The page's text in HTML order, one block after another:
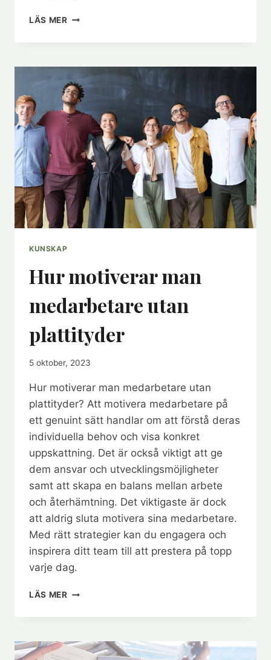
LÄS MERBÄSTA
FEEDBACK
TILL
MEDARBETARE
KUNSKAP
Hur motiverar man
medarbetare utan
plattityder
5 oktober, 2023
Hur motiverar man medarbetare utan
plattityder? Att motivera medarbetare på
ett genuint sätt handlar om att förstå deras
individuella behov och visa konkret
uppskattning. Det är också viktigt att ge
dem ansvar och utvecklingsmöjligheter
samt att skapa en balans mellan arbete
och återhämtning. Det viktigaste är dock
att aldrig sluta motivera sina medarbetare.
Med rätt strategier kan du engagera och
inspirera ditt team till att prestera på topp
varje dag.
LÄS MERHUR
UTAN
PLATTITYDER